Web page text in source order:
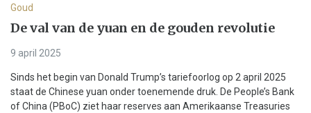
Goud
De val van de yuan en de gouden revolutie
9 april 2025
Sinds het begin van Donald Trump’s tariefoorlog op 2 april 2025
staat de Chinese yuan onder toenemende druk. De People’s Bank
of China (PBoC) ziet haar reserves aan Amerikaanse Treasuries